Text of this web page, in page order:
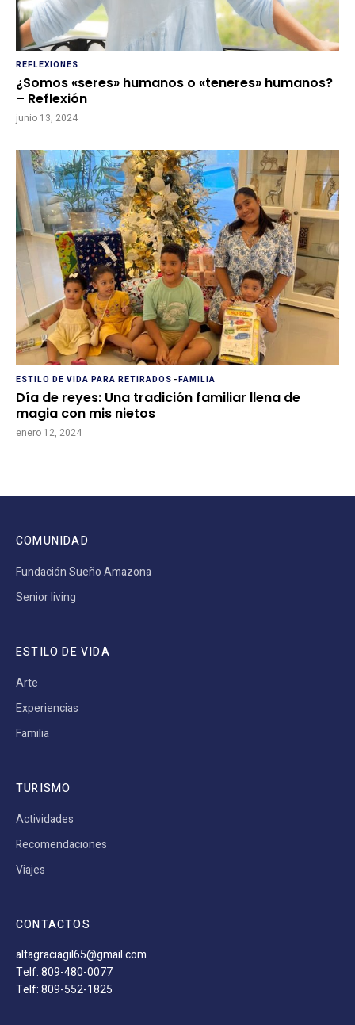
REFLEXIONES
¿Somos «seres» humanos o «teneres» humanos?
– Reflexión
junio 13, 2024
ESTILO DE VIDA PARA RETIRADOS -FAMILIA
Día de reyes: Una tradición familiar llena de
magia con mis nietos
enero 12, 2024
COMUNIDAD
Fundación Sueño Amazona
Senior living
ESTILO DE VIDA
Arte
Experiencias
Familia
TURISMO
Actividades
Recomendaciones
Viajes
CONTACTOS
altagraciagil65@gmail.com
Telf: 809-480-0077
Telf: 809-552-1825